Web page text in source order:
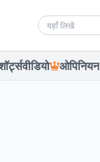
Search news
वीडियो ओपिनियन